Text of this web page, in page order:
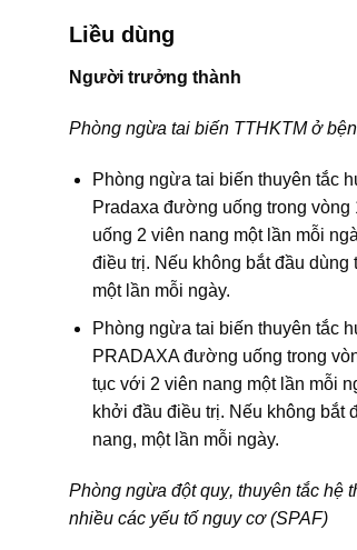
Liều dùng
Người trưởng thành
Phòng ngừa tai biến TTHKTM ở
Phòng ngừa tai biến thuyên tắc
Pradaxa đường uống trong vòng
uống 2 viên nang một lần mỗi
điều trị. Nếu không bắt đầu
một lần mỗi ngày.
Phòng ngừa tai biến thuyên tắc
PRADAXA đường uống trong
tục với 2 viên nang một lần mỗi
khởi đầu điều trị. Nếu không bắt
nang, một lần mỗi ngày.
Phòng ngừa đột quỵ, thuyên tắc hệ
nhiều các yếu tố nguy cơ (SPAF)